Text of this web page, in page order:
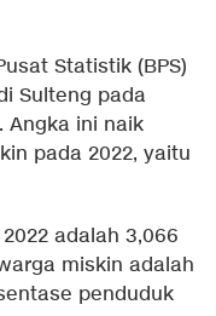
Statistik (BPS)
Sulteng pada
Angka ini naik
pada 2022, yaitu
adalah 3,066
miskin adalah
penduduk